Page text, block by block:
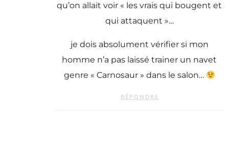
qu’on allait voir « les vrais qui bougent et
qui attaquent »…
je dois absolument vérifier si mon
homme n’a pas laissé trainer un navet
genre « Carnosaur » dans le salon…
RÉPONDRE